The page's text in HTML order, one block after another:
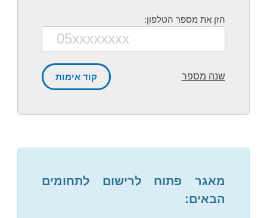
הזן את מספר הטלפון:
שנה מספר
מאגר פתוח לרישום לתחומים
הבאים: